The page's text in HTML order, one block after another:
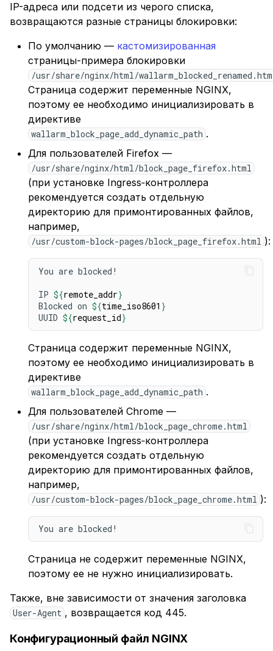
IP-адреса или подсети из черого списка,
возвращаются разные страницы блокировки:
По умолчанию — кастомизированная
страницы-примера блокировки
/usr/share/nginx/html/
Страница содержит переменные NGINX,
поэтому ее необходимо инициализировать в
директиве
wallarm_block_page_add_dynamic_path .
Для пользователей Firefox —
/usr/share/nginx/html/block_page_firefox.html
(при установке Ingress‑контроллера
рекомендуется создать отдельную
директорию для примонтированных файлов,
например,
/usr/custom-block-pages/block_page_firefox.html ):
You are blocked!
IP ${remote_addr}
Blocked on ${time_iso8601 }
UUID ${request_id}
Страница содержит переменные NGINX,
поэтому ее необходимо инициализировать в
директиве
wallarm_block_page_add_dynamic_path .
Для пользователей Chrome —
/usr/share/nginx/html/block_page_chrome.html
(при установке Ingress‑контроллера
рекомендуется создать отдельную
директорию для примонтированных файлов,
например,
/usr/custom-block-pages/block_page_chrome.html ):
Страница не содержит переменные NGINX,
поэтому ее не нужно инициализировать.
Также, вне зависимости от значения заголовка
User-Agent , возвращается код 445.
Конфигурационный файл NGINX